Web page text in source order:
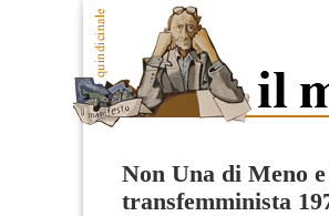
Non Una di Meno
transfemminista